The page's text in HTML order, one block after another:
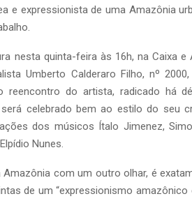
e expressionista de uma Amazônia
nesta quinta-feira às 16h, na Caixa
Umberto Calderaro Filho, nº
reencontro do artista, radicado há
celebrado bem ao estilo do seu
dos músicos Ítalo Jimenez,
Nunes.
com um outro olhar, é
de um “expressionismo